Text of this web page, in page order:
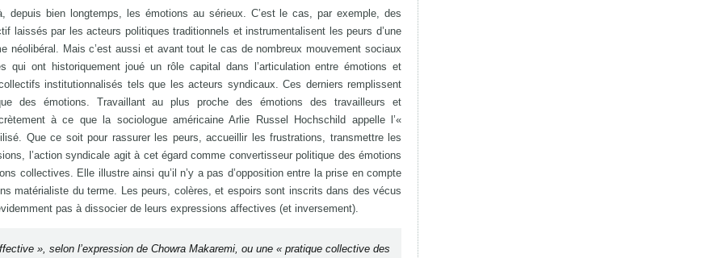
depuis bien longtemps, les émotions au sérieux. C’est le cas, par exemple, des
laissés par les acteurs politiques traditionnels et instrumentalisent les peurs d’une
néolibéral. Mais c’est aussi et avant tout le cas de nombreux mouvement sociaux
qui ont historiquement joué un rôle capital dans l’articulation entre émotions et
institutionnalisés tels que les acteurs syndicaux. Ces derniers remplissent
des émotions. Travaillant au plus proche des émotions des travailleurs et
à ce que la sociologue américaine Arlie Russel Hochschild appelle l’«
Que ce soit pour rassurer les peurs, accueillir les frustrations, transmettre les
l’action syndicale agit à cet égard comme convertisseur politique des émotions
collectives. Elle illustre ainsi qu’il n’y a pas d’opposition entre la prise en compte
matérialiste du terme. Les peurs, colères, et espoirs sont inscrits dans des vécus
pas à dissocier de leurs expressions affectives (et inversement).
», selon l’expression de Chowra Makaremi, ou une « pratique collective des